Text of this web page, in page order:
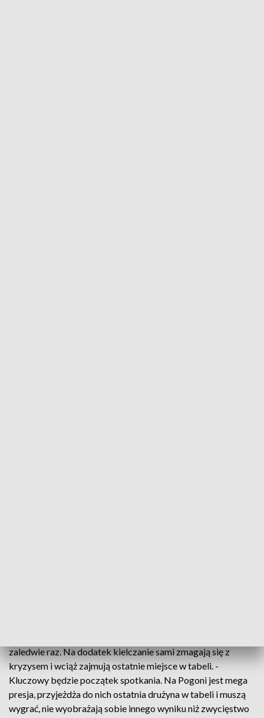
zaledwie raz. Na dodatek kielczanie sami zmagają się z
kryzysem i wciąż zajmują ostatnie miejsce w tabeli. -
Kluczowy będzie początek spotkania. Na Pogoni jest mega
presja, przyjeżdża do nich ostatnia drużyna w tabeli i muszą
wygrać, nie wyobrażają sobie innego wyniku niż zwycięstwo